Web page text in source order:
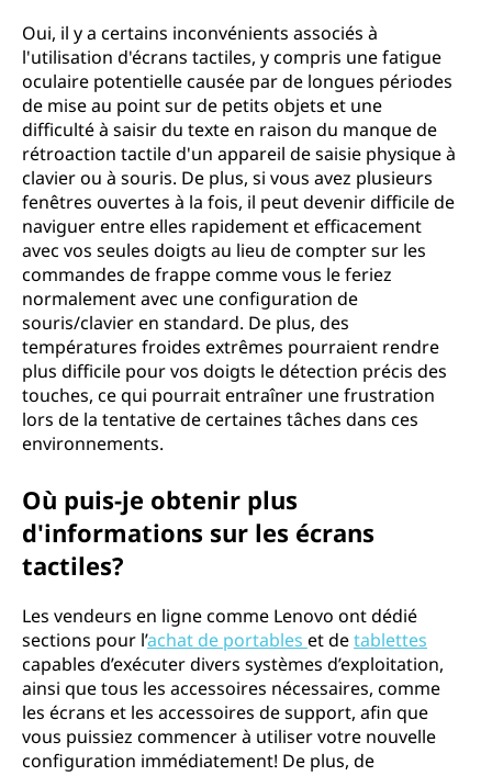
Oui, il y a certains inconvénients associés à
l'utilisation d'écrans tactiles, y compris une fatigue
oculaire potentielle causée par de longues périodes
de mise au point sur de petits objets et une
difficulté à saisir du texte en raison du manque de
rétroaction tactile d'un appareil de saisie physique à
clavier ou à souris. De plus, si vous avez plusieurs
fenêtres ouvertes à la fois, il peut devenir difficile de
naviguer entre elles rapidement et efficacement
avec vos seules doigts au lieu de compter sur les
commandes de frappe comme vous le feriez
normalement avec une configuration de
souris/clavier en standard. De plus, des
températures froides extrêmes pourraient rendre
plus difficile pour vos doigts le détection précis des
touches, ce qui pourrait entraîner une frustration
lors de la tentative de certaines tâches dans ces
environnements.
Où puis-je obtenir plus
d'informations sur les écrans
tactiles?
Les vendeurs en ligne comme Lenovo ont dédié
sections pour l’achat de portables et detablettes
capables d’exécuter divers systèmes d’exploitation,
ainsi que tous les accessoires nécessaires, comme
les écrans et les accessoires de support, afin que
vous puissiez commencer à utiliser votre nouvelle
configuration immédiatement! De plus, de